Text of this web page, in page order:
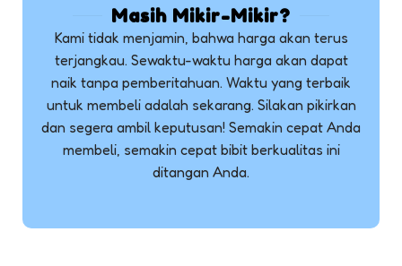
Masih Mikir-Mikir?
Kami tidak menjamin, bahwa harga akan terus
terjangkau. Sewaktu-waktu harga akan dapat
naik tanpa pemberitahuan. Waktu yang terbaik
untuk membeli adalah sekarang. Silakan pikirkan
dan segera ambil keputusan! Semakin cepat Anda
membeli, semakin cepat bibit berkualitas ini
ditangan Anda.